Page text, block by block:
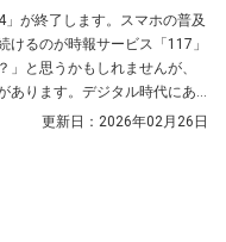
が終了します。スマホの普及
るのが時報サービス「117」
と思うかもしれませんが、
あります。デジタル時代にあ
意外な活用法について解説しま
更新日： 2026年02月26日